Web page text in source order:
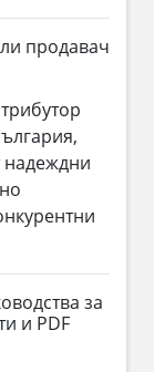
продавач
надеждни
за
и PDF